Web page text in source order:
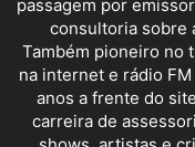
passagem por
consultoria sobre
Também pioneiro no
na internet e rádio
anos a frente do
carreira de